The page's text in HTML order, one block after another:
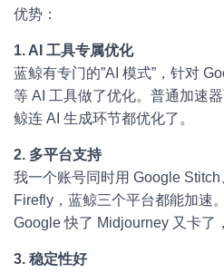
优势：
1. AI 工具专属优化
蓝鲸有专门的”AI 模式”，针对
等 AI 工具做了优化。普通加速
鲸连 AI 生成环节都优化了。
2. 多平台支持
我一个账号同时用 Google
Firefly，蓝鲸三个平台都能加速
Google 快了 Midjourney 又卡了
3. 稳定性好